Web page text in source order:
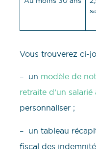
Vous trouverez ci-
– un modèle de
retraite d’un
personnaliser ;
– un tableau
fiscal des